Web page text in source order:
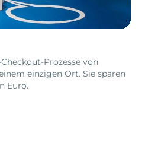
Prozesse von
einzigen Ort. Sie sparen
Euro.